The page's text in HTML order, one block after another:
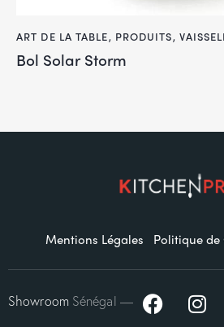
ART DE LA TABLE, PRODUITS,
Bol Solar Storm
Mentions Légales Politique
ShowroomSénégal —